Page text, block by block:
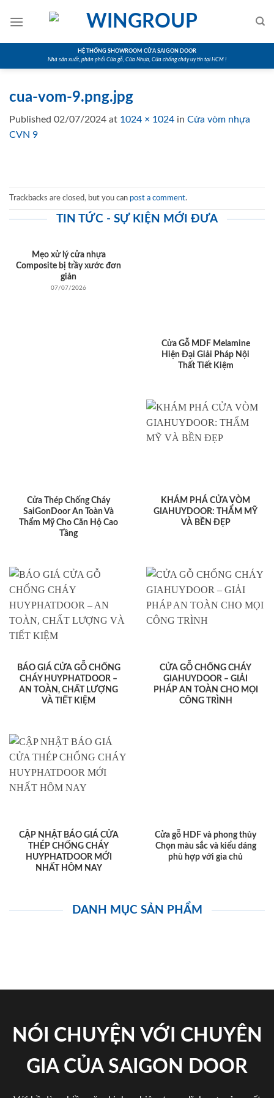
HỆ THỐNG SHOWROOM CỬA SAIGON DOOR
Nhà sản xuất, phân phối Cửa gỗ, Cửa Nhựa, Cửa chống cháy uy tín tại HCM !
cua-vom-9.png.jpg
Published 02/07/2024 at 1024 × 1024 in Cửa vòm nhựa
CVN 9
Trackbacks are closed, but you can post a comment.
TIN TỨC - SỰ KIỆN MỚI ĐƯA
Mẹo xử lý cửa nhựa
Composite bị trầy xước đơn
giản
07/07/2026
Cửa Gỗ MDF Melamine
Hiện Đại Giải Pháp Nội
Thất Tiết Kiệm
Cửa Thép Chống Cháy
SaiGonDoor An Toàn Và
Thẩm Mỹ Cho Căn Hộ Cao
Tầng
KHÁM PHÁ CỬA VÒM
GIAHUYDOOR: THẨM MỸ
VÀ BỀN ĐẸP
BÁO GIÁ CỬA GỖ CHỐNG
CHÁY HUYPHATDOOR –
AN TOÀN, CHẤT LƯỢNG
VÀ TIẾT KIỆM
CỬA GỖ CHỐNG CHÁY
GIAHUYDOOR – GIẢI
PHÁP AN TOÀN CHO MỌI
CÔNG TRÌNH
CẬP NHẬT BÁO GIÁ CỬA
THÉP CHỐNG CHÁY
HUYPHATDOOR MỚI
NHẤT HÔM NAY
Cửa gỗ HDF và phong thủy
Chọn màu sắc và kiểu dáng
phù hợp với gia chủ
DANH MỤC SẢN PHẨM
NÓI CHUYỆN VỚI CHUYÊN
GIA CỦA SAIGON DOOR